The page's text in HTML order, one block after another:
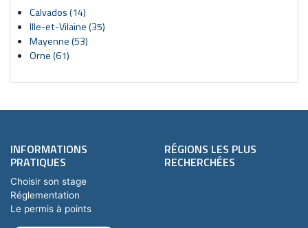
Calvados (14)
Ille-et-Vilaine (35)
Mayenne (53)
Orne (61)
INFORMATIONS
PRATIQUES
Choisir son stage
Réglementation
Le permis à points
RÉGIONS LES PLUS
RECHERCHÉES